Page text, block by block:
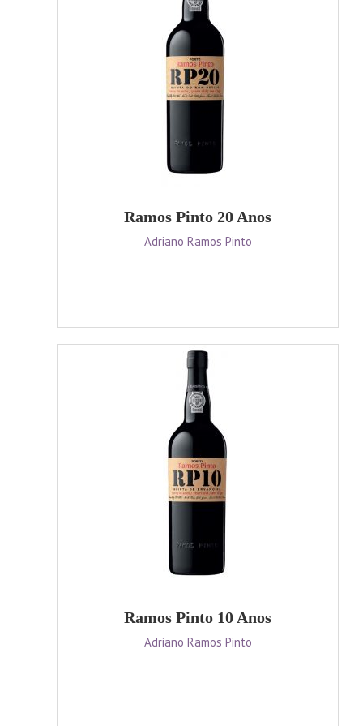
Ramos Pinto 20 Anos
Adriano Ramos Pinto
Ramos Pinto 10 Anos
Adriano Ramos Pinto